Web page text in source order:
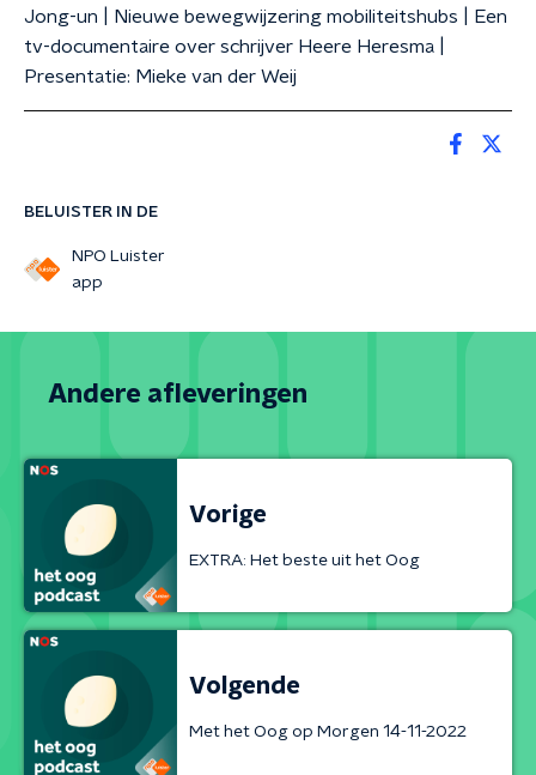
BELUISTER IN DE
NPO Luister
app
Jong-un | Nieuwe bewegwijzering mobiliteitshubs | Een
tv-documentaire over schrijver Heere Heresma |
Presentatie: Mieke van der Weij
Andere afleveringen
Vorige
EXTRA: Het beste uit het Oog
Volgende
Met het Oog op Morgen 14-11-2022